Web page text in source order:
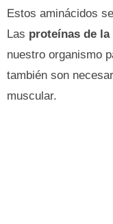
Estos aminácidos
Las proteínas de
nuestro organismo
también son
muscular.